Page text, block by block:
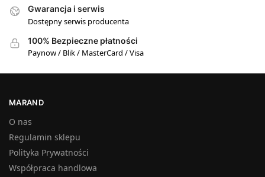
Gwarancja i serwis
Dostępny serwis producenta
100% Bezpieczne płatności
Paynow / Blik / MasterCard / Visa
MARAND
O nas
Regulamin sklepu
Polityka Prywatności
Współpraca handlowa